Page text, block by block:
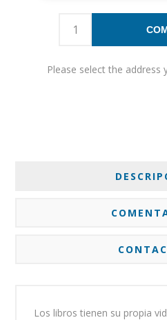
Please select the
Los libros tienen su propia